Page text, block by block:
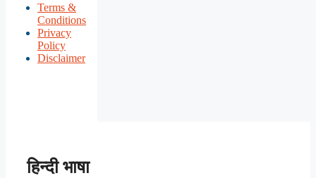
Terms &
Conditions
Privacy
Policy
Disclaimer
हिन्दी भाषा